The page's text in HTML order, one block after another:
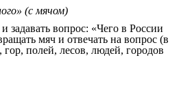
(с мячом)
задавать вопрос: «Чего в России
мяч и отвечать на вопрос (в
гор, полей, лесов, людей, городов